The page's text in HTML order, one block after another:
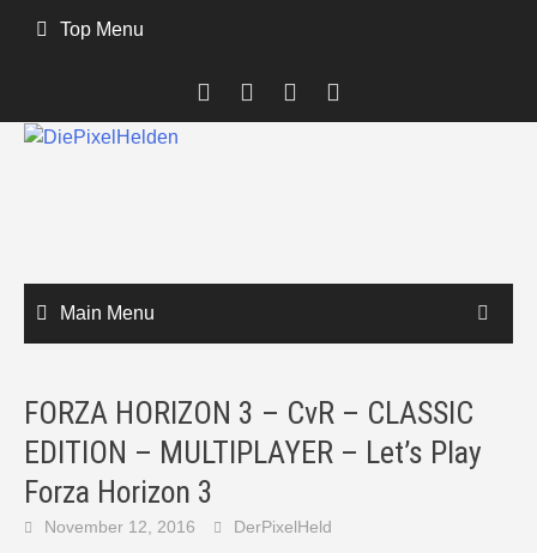
Top Menu
Main Menu
FORZA HORIZON 3 – CvR – CLASSIC
EDITION – MULTIPLAYER – Let’s Play
Forza Horizon 3
November 12, 2016 DerPixelHeld